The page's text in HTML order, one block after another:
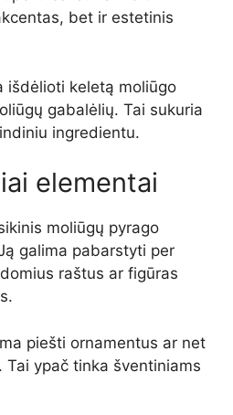
bet ir estetinis
išdėlioti keletą moliūgo
gabalėlių. Tai sukuria
ingredientu.
elementai
moliūgų pyrago
galima pabarstyti per
raštus ar figūras
piešti ornamentus ar net
Tai ypač tinka šventiniams